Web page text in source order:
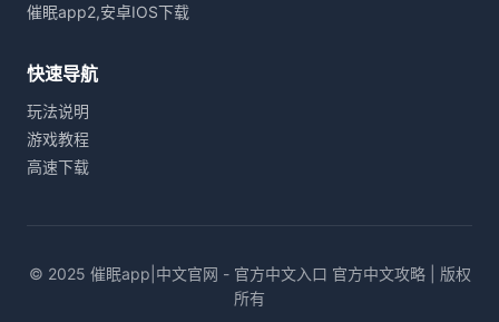
催眠app2,安卓IOS下载
快速导航
玩法说明
游戏教程
高速下载
© 2025 催眠app|中文官网 - 官方中文入口 官方中文攻略 | 版权
所有